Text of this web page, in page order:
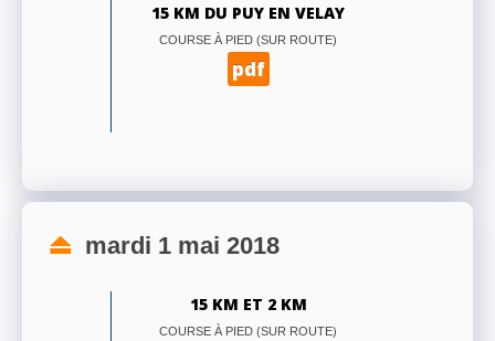
15 KM DU PUY EN VELAY
COURSE À PIED (SUR ROUTE)
pdf
mardi 1 mai 2018
15 KM ET 2 KM
COURSE À PIED (SUR ROUTE)